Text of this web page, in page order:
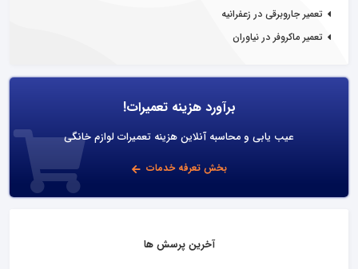
تعمیر جاروبرقی در زعفرانیه
تعمیر ماکروفر در نیاوران
برآورد هزینه تعمیرات!
عیب یابی و محاسبه آنلاین هزینه تعمیرات لوازم خانگی
بخش تعرفه خدمات
آخرین پرسش ها